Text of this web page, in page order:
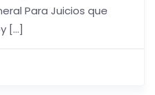
Para Juicios que
[…]